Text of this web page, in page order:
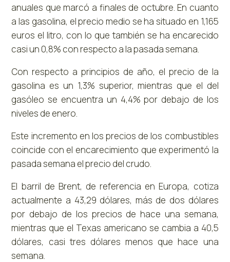
anuales que marcó a finales de octubre.En cuanto
a las gasolina, el precio medio se ha situado en 1,165
euros el litro, con lo que también se ha encarecido
casi un 0,8% con respecto a la pasada semana.
Con respecto a principios de año, el precio de la
gasolina es un 1,3% superior, mientras que el del
gasóleo se encuentra un 4,4% por debajo de los
niveles de enero.
Este incremento en los precios de los combustibles
coincide con el encarecimiento que experimentó la
pasada semana el precio del crudo.
El barril de Brent, de referencia en Europa, cotiza
actualmente a 43,29 dólares, más de dos dólares
por debajo de los precios de hace una semana,
mientras que el Texas americano se cambia a 40,5
dólares, casi tres dólares menos que hace una
semana.